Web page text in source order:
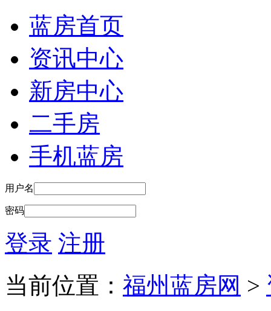
蓝房首页
资讯中心
新房中心
二手房
手机蓝房
用户名
密码
登录 注册
当前位置： 福州蓝房网 >